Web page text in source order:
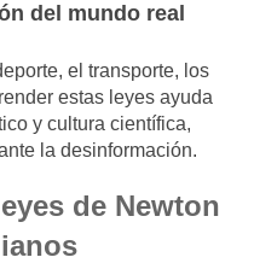
del mundo real
el transporte, los
estas leyes ayuda
y cultura científica,
la desinformación.
de Newton